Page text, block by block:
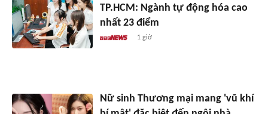
TP.HCM: Ngành tự động hóa cao
nhất 23 điểm
1 giờ
Nữ sinh Thương mại mang 'vũ khí